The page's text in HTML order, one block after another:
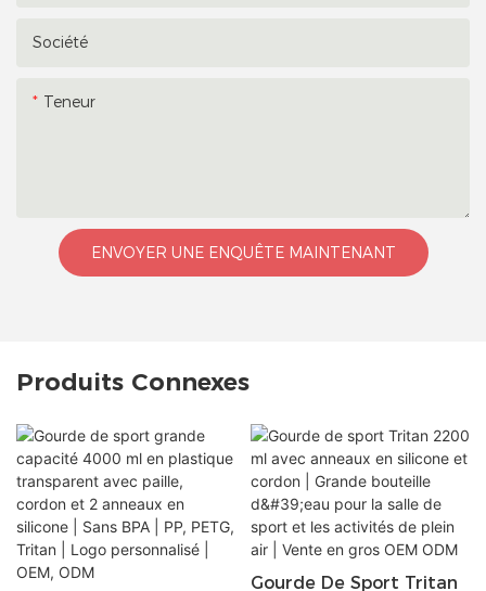
Société
Teneur
ENVOYER UNE ENQUÊTE MAINTENANT
Produits Connexes
Gourde De Sport Tritan